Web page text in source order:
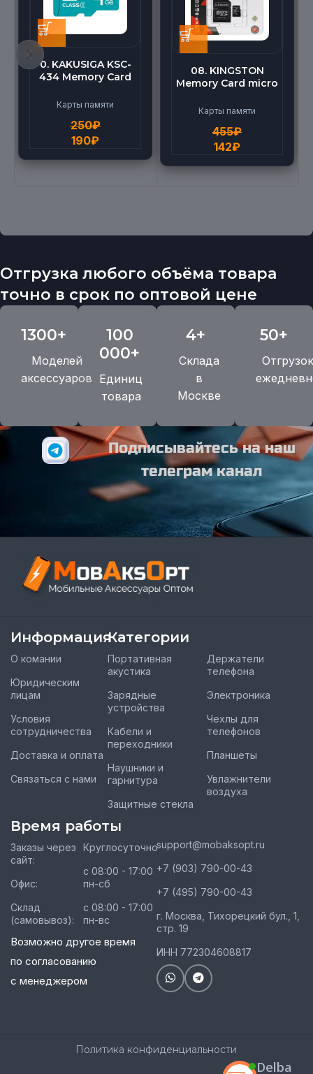
0. KAKUSIGA KSC-
434 Memory Card
High Speed (4G)
Карты памяти
250₽
190₽
08. KINGSTON
Memory Card micro
Карты памяти
455₽
142₽
Отгрузка любого объёма товара
точно в срок по оптовой цене
1300+
Моделей
аксессуаров
100
000+
Единиц
товара
4+
Склада
в
Москве
50+
Отгрузок
Подписывайтесь на наш
телеграм канал
Информация
О комании
Юридическим
лицам
Условия
сотрудничества
Доставка и оплата
Связаться с нами
Категории
Портативная
акустика
Зарядные
устройства
Кабели и
переходники
Наушники и
гарнитура
Защитные стекла
Держатели
телефона
Электроника
Чехлы для
телефонов
Планшеты
Увлажнители
воздуха
Время работы
Заказы через
сайт:
Офис:
Склад
(самовывоз):
Круглосуточно
с 08:00 - 17:00
пн-сб
с 08:00 - 17:00
пн-вс
Возможно другое время
по согласованию
с менеджером
support@mobaksopt.ru
+7 (903) 790-00-43
+7 (495) 790-00-43
г. Москва, Тихорецкий бул., 1,
стр. 19
ИНН 772304608817
Политика конфиденциальности
Delba